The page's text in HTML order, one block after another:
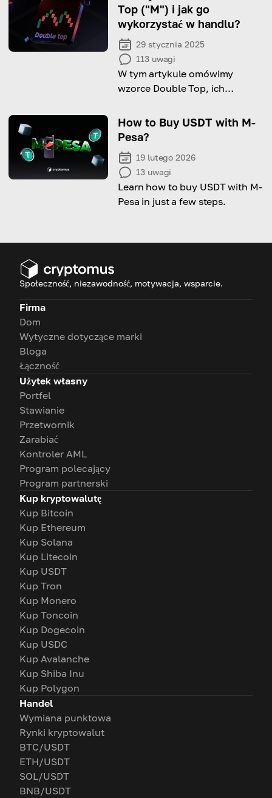
Top ("M") i jak go
wykorzystać w handlu?
29 stycznia 2025
113 uwagi
W tym artykule omówimy
wzorce Double Top, ich
potwierdzające oraz wskazówki
dotyczące handlu.
How to Buy USDT with M-
Pesa?
19 lutego 2026
13 uwagi
Learn how to buy USDT with M-
Pesa in just a few steps.
Społeczność, niezawodność, motywacja, wsparcie.
Firma
Dom
Wytyczne dotyczące marki
Bloga
Łączność
Użytek własny
Portfel
Stawianie
Przetwornik
Zarabiać
Kontroler AML
Program polecający
Program partnerski
Kup kryptowalutę
Kup Bitcoin
Kup Ethereum
Kup Solana
Kup Litecoin
Kup USDT
Kup Tron
Kup Monero
Kup Toncoin
Kup Dogecoin
Kup USDC
Kup Avalanche
Kup Shiba Inu
Kup Polygon
Handel
Wymiana punktowa
Rynki kryptowalut
BTC/USDT
ETH/USDT
SOL/USDT
BNB/USDT